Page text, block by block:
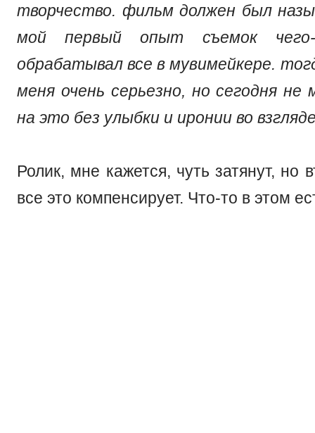
творчество. фильм должен был
мой первый опыт съемок чего-
обрабатывал все в мувимейкере.
меня очень серьезно, но сегодня
на это без улыбки и иронии во
Ролик, мне кажется, чуть затянут, но
все это компенсирует. Что-то в этом